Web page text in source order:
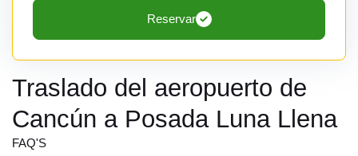
Reservar
Traslado del aeropuerto de
Cancún a Posada Luna Llena
FAQ'S